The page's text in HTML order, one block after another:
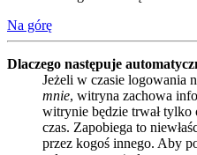
Na górę
Dlaczego następuje
Jeżeli w czasie logowania
mnie, witryna zachowa
witrynie będzie trwał tylko
czas. Zapobiega to
przez kogoś innego. Aby